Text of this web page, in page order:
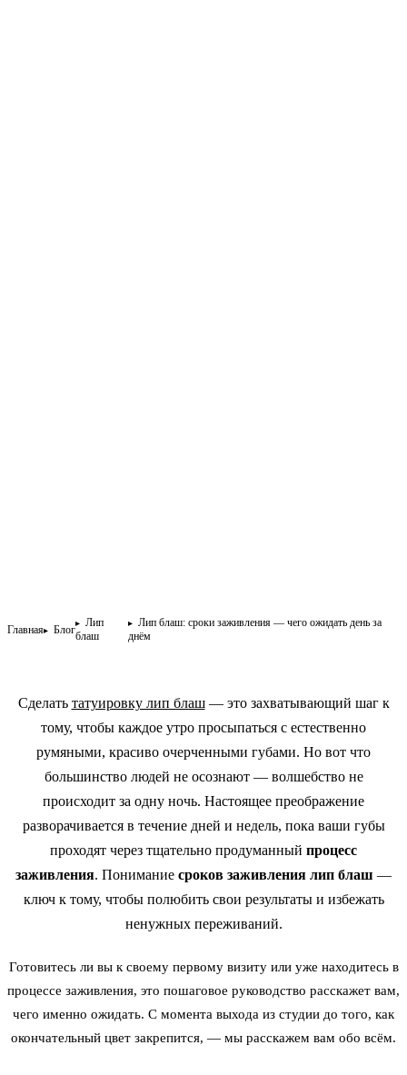
Главная Блог
Лип
блаш
Лип блаш: сроки заживления — чего ожидать день за
днём
Сделать татуировку лип блаш— это захватывающий шаг к
тому, чтобы каждое утро просыпаться с естественно
румяными, красиво очерченными губами. Но вот что
большинство людей не осознают — волшебство не
происходит за одну ночь. Настоящее преображение
разворачивается в течение дней и недель, пока ваши губы
проходят через тщательно продуманный процесс
заживления. Понимание сроков заживления лип блаш —
ключ к тому, чтобы полюбить свои результаты и избежать
ненужных переживаний.
Готовитесь ли вы к своему первому визиту или уже находитесь в
процессе заживления, это пошаговое руководство расскажет вам,
чего именно ожидать. С момента выхода из студии до того, как
окончательный цвет закрепится, — мы расскажем вам обо всём.